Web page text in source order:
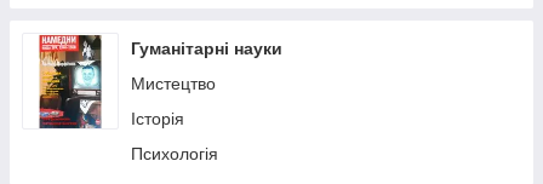
Акумулятори для фото/відео техніки Samsung
Акумулятори для фото/відео техніки Panasonic
Гуманітарні науки
Мистецтво
Історія
Психологія